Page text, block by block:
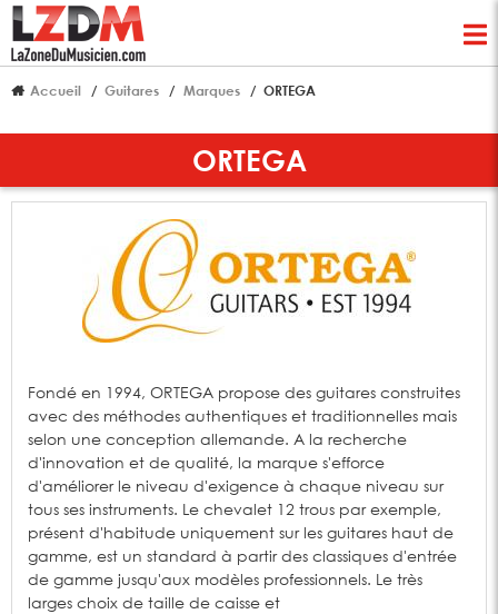
Accueil Guitares Marques ORTEGA
ORTEGA
Fondé en 1994, ORTEGA propose des guitares construites
avec des méthodes authentiques et traditionnelles mais
selon une conception allemande. A la recherche
d'innovation et de qualité, la marque s'efforce
d'améliorer le niveau d'exigence à chaque niveau sur
tous ses instruments. Le chevalet 12 trous par exemple,
présent d'habitude uniquement sur les guitares haut de
gamme, est un standard à partir des classiques d'entrée
de gamme jusqu'aux modèles professionnels. Le très
larges choix de taille de caisse et